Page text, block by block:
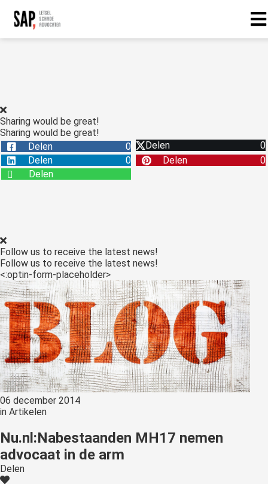
Sharing would be great!
Sharing would be great!
Delen
0 Delen
0
Delen
0 Delen
0
Delen
Follow us to receive the latest news!
Follow us to receive the latest news!
<:optin-form-placeholder>
06 december 2014
in Artikelen
Nu.nl:Nabestaanden MH17 nemen
advocaat in de arm
Delen